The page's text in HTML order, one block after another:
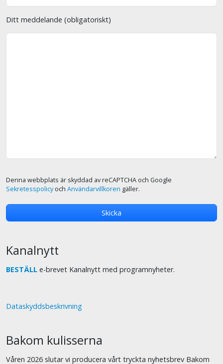
Ditt meddelande (obligatoriskt)
Denna webbplats är skyddad av reCAPTCHA och Google
Sekretesspolicyoch Användarvillkoren gäller.
Kanalnytt
BESTÄLL e-brevet Kanalnytt med programnyheter.
Dataskyddsbeskrivning
Bakom kulisserna
Våren 2026 slutar vi producera vårt tryckta nyhetsbrev Bakom